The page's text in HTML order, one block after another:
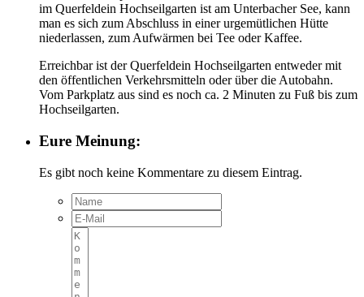
im Querfeldein Hochseilgarten ist am Unterbacher See, kann
man es sich zum Abschluss in einer urgemütlichen Hütte
niederlassen, zum Aufwärmen bei Tee oder Kaffee.
Erreichbar ist der Querfeldein Hochseilgarten entweder mit
den öffentlichen Verkehrsmitteln oder über die Autobahn.
Vom Parkplatz aus sind es noch ca. 2 Minuten zu Fuß bis zum
Hochseilgarten.
Eure Meinung:
Es gibt noch keine Kommentare zu diesem Eintrag.